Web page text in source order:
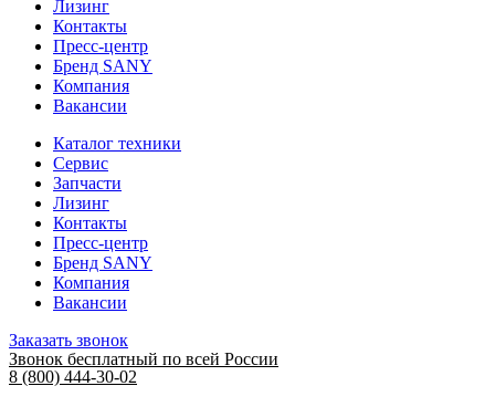
Лизинг
Контакты
Пресс-центр
Бренд SANY
Компания
Вакансии
Каталог техники
Сервис
Запчасти
Лизинг
Контакты
Пресс-центр
Бренд SANY
Компания
Вакансии
Заказать звонок
Звонок бесплатный по всей России
8 (800) 444-30-02